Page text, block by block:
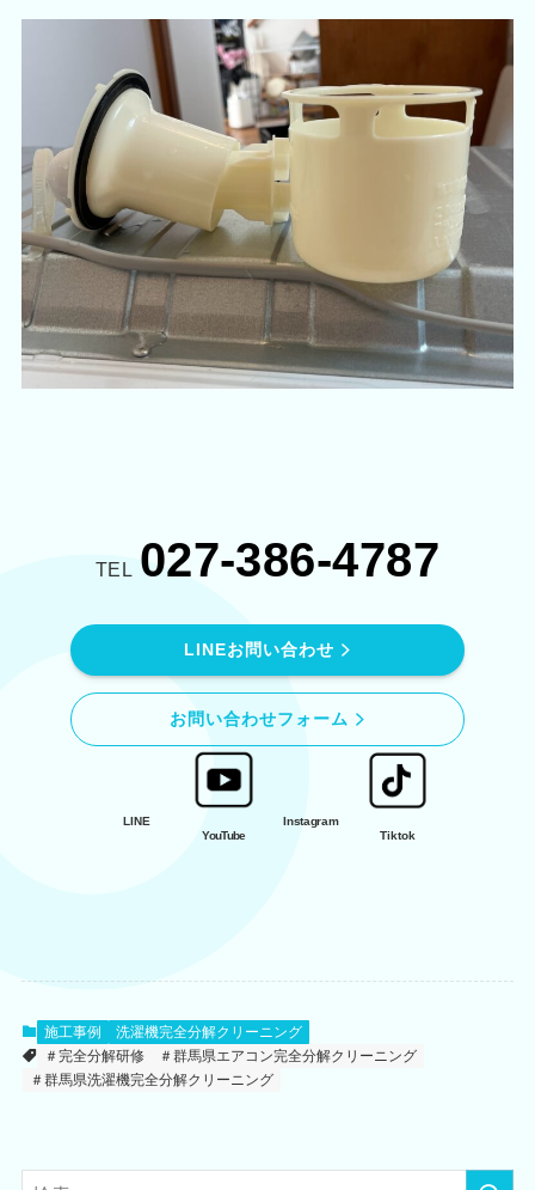
TEL 027-386-4787
LINEお問い合わせ
お問い合わせフォーム
LINE
YouTube
Instagram
Tiktok
施工事例
洗濯機完全分解クリーニング
＃完全分解研修
＃群馬県エアコン完全分解クリーニング
＃群馬県洗濯機完全分解クリーニング